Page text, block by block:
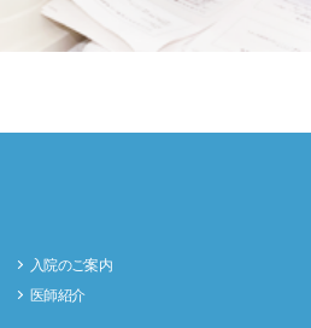
入院のご案内
医師紹介